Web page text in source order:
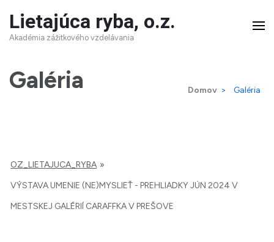
Skip
to
(Press
Enter)
Lietajúca ryba, o.z.
Akadémia zážitkového vzdelávania
Galéria Domov > Galéria
OZ_LIETAJUCA_RYBA »
VÝSTAVA UMENIE (NE)MYSLIEŤ - PREHLIADKY JÚN 2024 V
MESTSKEJ GALÉRIÍ CARAFFKA V PREŠOVE